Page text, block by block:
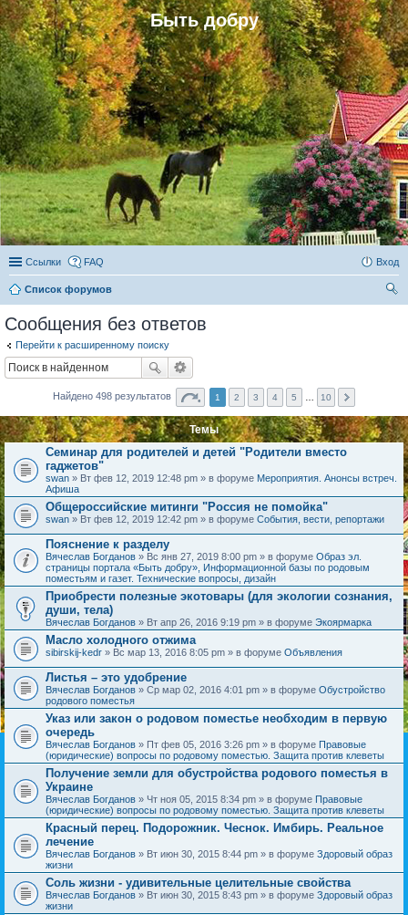
Быть добру
Ссылки FAQ Вход
Список форумов
Сообщения без ответов
Перейти к расширенному поиску
Найдено 498 результатов 1 2 3 4 5 10
Темы
Семинар для родителей и детей "Родители вместо
гаджетов"
swan » Вт фев 12, 2019 12:48 pm » в форуме Мероприятия. Анонсы встреч.
Афиша
Общероссийские митинги "Россия не помойка"
swan » Вт фев 12, 2019 12:42 pm » в форуме События, вести, репортажи
Пояснение к разделу
Вячеслав Богданов » Вс янв 27, 2019 8:00 pm » в форуме Образ эл.
страницы портала «Быть добру», Информационной базы по родовым
поместьям и газет. Технические вопросы, дизайн
Приобрести полезные экотовары (для экологии сознания,
души, тела)
Вячеслав Богданов » Вт апр 26, 2016 9:19 pm » в форуме Экоярмарка
Масло холодного отжима
sibirskij-kedr » Вс мар 13, 2016 8:05 pm » в форуме Объявления
Листья – это удобрение
Вячеслав Богданов » Ср мар 02, 2016 4:01 pm » в форуме Обустройство
родового поместья
Указ или закон о родовом поместье необходим в первую
очередь
Вячеслав Богданов » Пт фев 05, 2016 3:26 pm » в форуме Правовые
(юридические) вопросы по родовому поместью. Защита против клеветы
Получение земли для обустройства родового поместья в
Украине
Вячеслав Богданов » Чт ноя 05, 2015 8:34 pm » в форуме Правовые
(юридические) вопросы по родовому поместью. Защита против клеветы
Красный перец. Подорожник. Чеснок. Имбирь. Реальное
лечение
Вячеслав Богданов » Вт июн 30, 2015 8:44 pm » в форуме Здоровый образ
жизни
Соль жизни - удивительные целительные свойства
Вячеслав Богданов » Вт июн 30, 2015 8:43 pm » в форуме Здоровый образ
жизни